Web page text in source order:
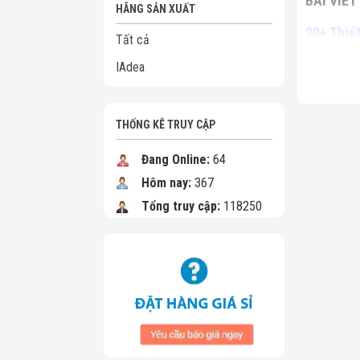
HÃNG SẢN XUẤT
Tất cả
IAdea
THỐNG KÊ TRUY CẬP
Đang Online: 64
Hôm nay: 367
Tổng truy cập: 118250
20+
50+